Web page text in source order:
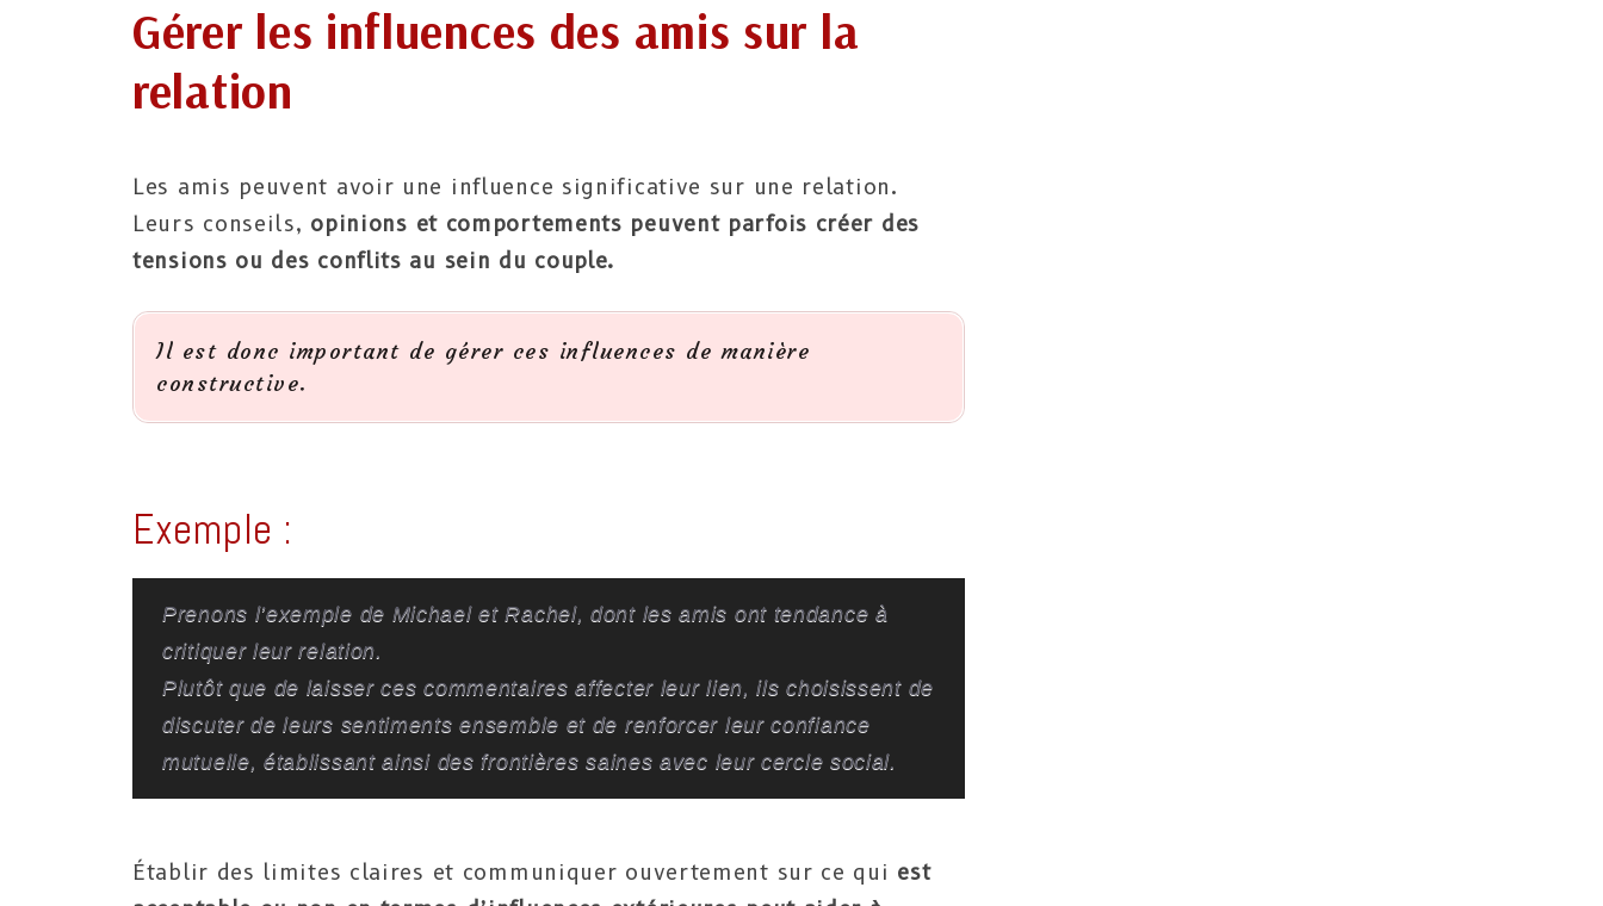
Gérer les influences des amis sur la
relation
Les amis peuvent avoir une influence significative sur une relation.
Leurs conseils, opinions et comportements peuvent parfois créer des
tensions ou des conflits au sein du couple.
Il est donc important de gérer ces influences de manière
constructive.
Exemple :
Prenons l’exemple de Michael et Rachel, dont les amis ont tendance à
critiquer leur relation.
Plutôt que de laisser ces commentaires affecter leur lien, ils choisissent de
discuter de leurs sentiments ensemble et de renforcer leur confiance
mutuelle, établissant ainsi des frontières saines avec leur cercle social.
Établir des limites claires et communiquer ouvertement sur ce qui est